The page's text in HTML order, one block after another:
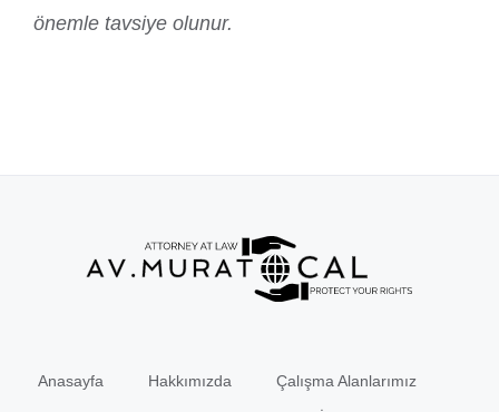
önemle tavsiye olunur.
Anasayfa Hakkımızda Çalışma Alanlarımız